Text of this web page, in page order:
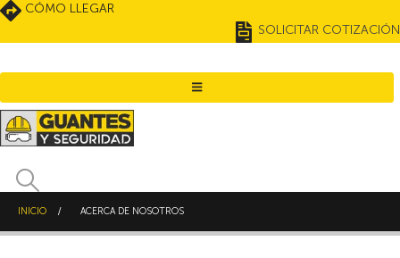
CÓMO LLEGAR
SOLICITAR COTIZACIÓN
INICIO ACERCA DE NOSOTROS